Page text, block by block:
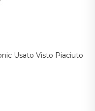
Usato Visto Piaciuto